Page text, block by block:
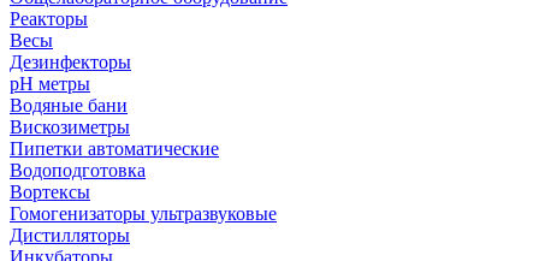
Реакторы
Весы
Дезинфекторы
рН метры
Водяные бани
Вискозиметры
Пипетки автоматические
Водоподготовка
Вортексы
Гомогенизаторы ультразвуковые
Дистилляторы
Инкубаторы